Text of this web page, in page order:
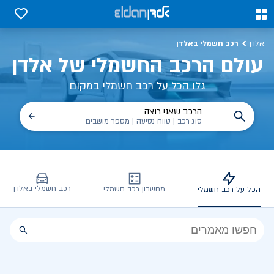
0
0
אלדן רכב חשמלי באלדן
עולם הרכב החשמלי של אלדן
גלו הכל על רכב חשמלי במקום
הרכב שאני רוצה
סוג רכב | טווח נסיעה | מספר מושבים
הכל על רכב חשמלי מחשבון רכב חשמלי רכב חשמלי באלדן
הכל
הכל על רכב חשמלי, שימושים, טכנולוגיה וכל מה שכדי לדעת | אלדן